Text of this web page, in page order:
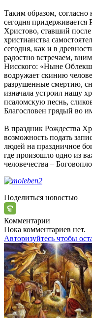
Таким образом,
сегодня придерживается
Христово, ставший
христианства
сегодня, как и в
радостно встречаем,
Нисского: «Ныне
водружает скинию
разрушенные смертию,
изначала устроил нашу
псаломскую песнь,
Благословен грядый во
В праздник Рождества
возможность подать
людей на праздничное
где произошло одно из
человечества –
Поделиться новостью
Комментарии
Пока комментариев нет.
Авторизуйтесь чтобы